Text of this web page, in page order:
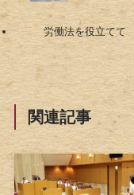
労働法を役立てて
関連記事